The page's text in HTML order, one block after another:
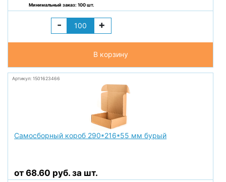
Минимальный заказ: 100 шт.
- +
В корзину
Артикул: 1501623466
Самосборный короб 290*216*55 мм бурый
от 68.60 руб. за шт.